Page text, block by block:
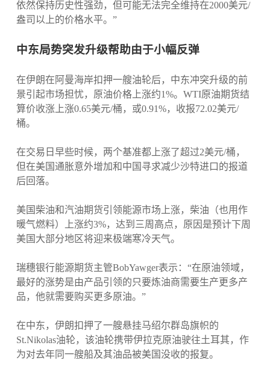
依然保持历史性强劲，但可能无法完全维持在2000美元/
盎司以上的价格水平。”
中东局势突发升级帮助由于小幅反弹
在伊朗在阿曼海岸扣押一艘油轮后，中东冲突升级的前
景引起市场担忧，原油价格上涨约1%。WTI原油期货结
算价收涨上涨0.65美元/桶，或0.91%，收报72.02美元/
桶。
在交易日早些时候，两个基准都上涨了超过2美元/桶，
但在美国通胀意外增加和中国寻求减少沙特进口的报道
后回落。
美国柴油和汽油期货引领能源市场上涨，柴油（也用作
暖气燃料）上涨约3%，达到三周高点，原因是预计下周
美国大部分地区将迎来极端寒冷天气。
瑞穗银行能源期货主管BobYawger表示：“在原油领域，
最好的涨势是由产品引领的只要炼油商需要生产更多产
品，他就需要购买更多原油。”
在中东，伊朗扣押了一艘悬挂马绍尔群岛旗帜的
St.Nikolas油轮，该油轮携带伊拉克原油驶往土耳其，作
为对去年同一艘船及其油品被美国没收的报复。